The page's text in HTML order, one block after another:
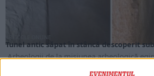
ARTICOLE ONLINE
Tunel antic săpat în stâncă descoperit
Arheologii de la misiunea arheologică